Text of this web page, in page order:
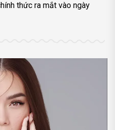
thức ra mắt vào ngày